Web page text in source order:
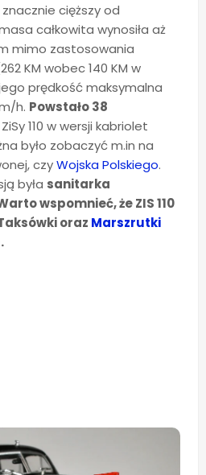
cięższy od
całkowita wynosiła aż
mimo zastosowania
KM wobec 140 KM w
prędkość maksymalna
h. Powstało 38
ZiSy 110 w wersji kabriolet
było zobaczyć m.in na
czyWojska Polskiego.
była sanitarka
wspomnieć, że ZIS 110
oraz Marszrutki